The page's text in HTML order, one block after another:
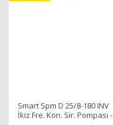
Smart Spm D 25/8-180 INV
İkiz Fre. Kon. Sir. Pompası -